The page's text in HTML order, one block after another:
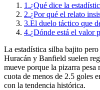
1.¿Qué dice la
2.¿Por qué el relato
3.El duelo táctico que
4.¿Dónde está el valor
La estadística silba bajito
Huracán y Banfield suelen
mueve porque la pizarra pesa
cuota de menos de 2.5 goles
con la tendencia histórica.